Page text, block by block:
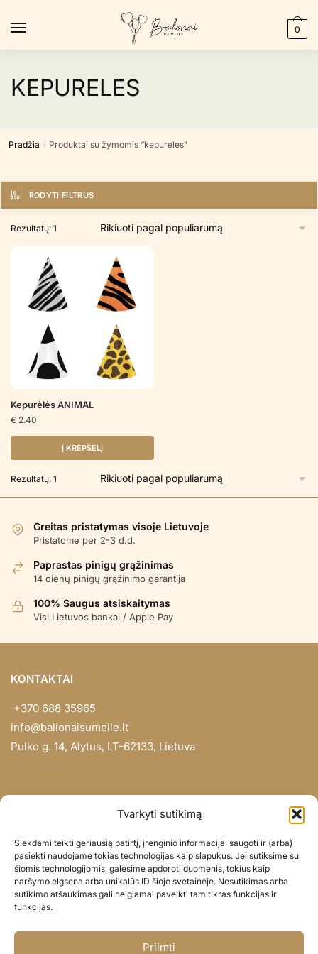
Tvarkyti sutikimą
Siekdami teikti geriausią patirtį, įrenginio informacijai saugoti ir (arba)
pasiekti naudojame tokias technologijas kaip slapukus. Jei sutiksime su
šiomis technologijomis, galėsime apdoroti duomenis, tokius kaip
naršymo elgsena arba unikalūs ID šioje svetainėje. Nesutikimas arba
sutikimo atšaukimas gali neigiamai paveikti tam tikras funkcijas ir
funkcijas.
Priimti
0
KEPURELES
Pradžia / Produktai su žymomis “kepureles”
RODYTI FILTRUS
Rezultatų: 1
Kepurėlės ANIMAL
€ 2.40
Į KREPŠELĮ
Rezultatų: 1
Greitas pristatymas visoje Lietuvoje
Pristatome per 2-3 d.d.
Paprastas pinigų grąžinimas
14 dienų pinigų grąžinimo garantija
100% Saugus atsiskaitymas
Visi Lietuvos bankai / Apple Pay
KONTAKTAI
+370 688 35965
info@balionaisumeile.lt
Pulko g. 14, Alytus, LT-62133, Lietuva
Didmena
Darbų portfolio
Privatumo politika
Parduotuvės politika